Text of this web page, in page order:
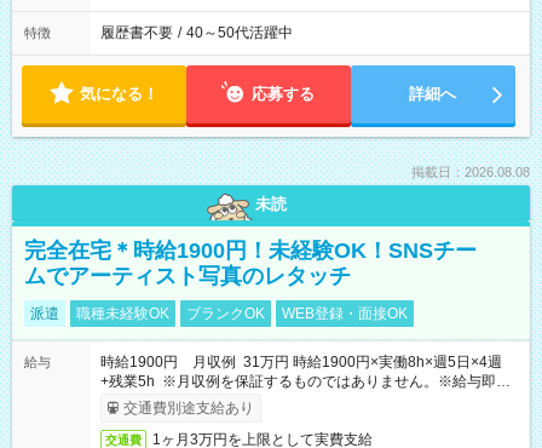
特徴 履歴書不要 / 40～50代活躍中
気になる！ 応募する 詳細へ
掲載日：2026.08.08
未読
完全在宅＊時給1900円！未経験OK！SNSチー
ムでアーティスト写真のレタッチ
派遣 職種未経験OK ブランクOK WEB登録・面接OK
給与
時給1900円 月収例 31万円 時給1900円×実働8h×週5日×4週
+残業5h ※月収例を保証するものではありません。※給与即受
取りサービス利用可（利用条件有）
交通費別途支給あり
交通費 1ヶ月3万円を上限として実費支給